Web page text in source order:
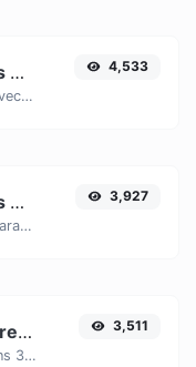
Générateur de liens horodatés YouTube
Liens YouTube générés avec horodatage de début précis, utiles pour les utilisateurs mobiles.
4,533
Générateur de liens UTM
Ajoutez facilement des paramètres UTM valides et générez un lien traçable UTM.
3,927
vérificateur de redirection d'URL
Recherche les redirections 301 et 302 d'une URL spécifique. La recherche portera sur un maximum de 10 redirections.
3,511